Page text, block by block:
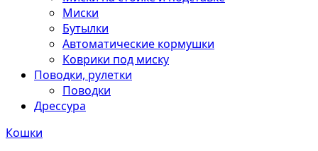
Миски
Бутылки
Автоматические кормушки
Коврики под миску
Поводки, рулетки
Поводки
Дрессура
Кошки